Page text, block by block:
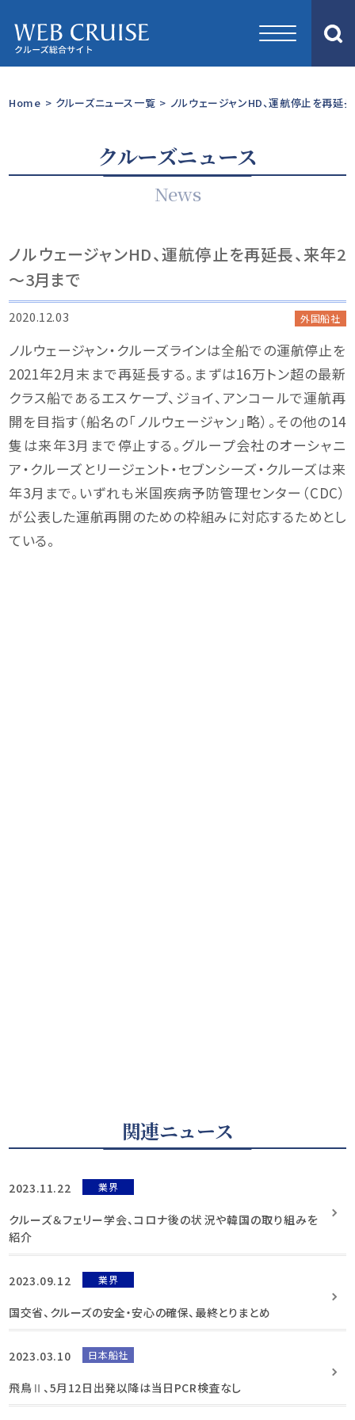
Home > クルーズニュース一覧 > ノルウェージャンHD、運航停止を再延
クルーズニュース
News
ノルウェージャンHD、運航停止を再延長、来年2
～3月まで
2020.12.03 外国船社
ノルウェージャン・クルーズラインは全船での運航停止を
2021年2月末まで再延長する。まずは16万トン超の最新
クラス船であるエスケープ、ジョイ、アンコールで運航再
開を目指す（船名の「ノルウェージャン」略）。その他の14
隻は来年3月まで停止する。グループ会社のオーシャニ
ア・クルーズとリージェント・セブンシーズ・クルーズは来
年3月まで。いずれも米国疾病予防管理センター（CDC）
が公表した運航再開のための枠組みに対応するためとし
ている。
関連ニュース
2023.11.22 業界
クルーズ＆フェリー学会、コロナ後の状況や韓国の取り組みを
紹介
2023.09.12 業界
国交省、クルーズの安全・安心の確保、最終とりまとめ
2023.03.10 日本船社
飛鳥Ⅱ、5月12日出発以降は当日PCR検査なし